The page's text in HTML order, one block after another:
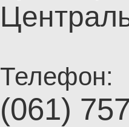
Телефон:
(061)